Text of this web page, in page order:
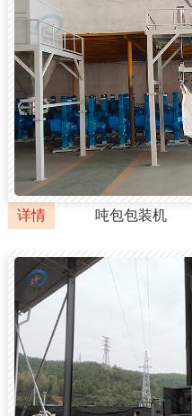
详情 吨包包装机